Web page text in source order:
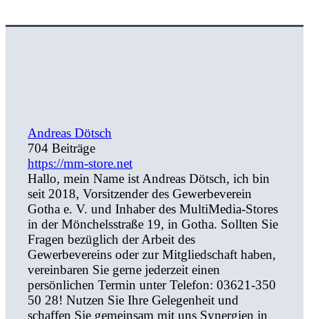
Andreas Dötsch
704 Beiträge
https://mm-store.net
Hallo, mein Name ist Andreas Dötsch, ich bin
seit 2018, Vorsitzender des Gewerbeverein
Gotha e. V. und Inhaber des MultiMedia-Stores
in der Mönchelsstraße 19, in Gotha. Sollten Sie
Fragen bezüglich der Arbeit des
Gewerbevereins oder zur Mitgliedschaft haben,
vereinbaren Sie gerne jederzeit einen
persönlichen Termin unter Telefon: 03621-350
50 28! Nutzen Sie Ihre Gelegenheit und
schaffen Sie gemeinsam mit uns Synergien in